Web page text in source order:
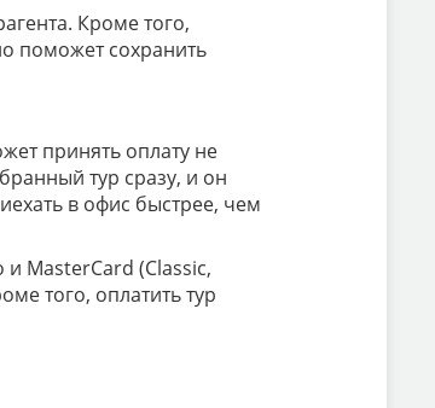
Кроме того,
поможет сохранить
принять оплату не
тур сразу, и он
в офис быстрее, чем
MasterCard (Classic,
того, оплатить тур